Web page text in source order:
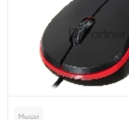
Мыши